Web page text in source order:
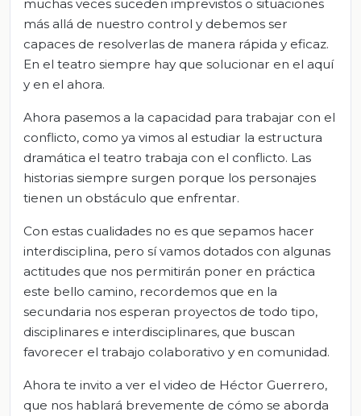
muchas veces suceden imprevistos o situaciones
más allá de nuestro control y debemos ser
capaces de resolverlas de manera rápida y eficaz.
En el teatro siempre hay que solucionar en el aquí
y en el ahora.
Ahora pasemos a la capacidad para trabajar con el
conflicto, como ya vimos al estudiar la estructura
dramática el teatro trabaja con el conflicto. Las
historias siempre surgen porque los personajes
tienen un obstáculo que enfrentar.
Con estas cualidades no es que sepamos hacer
interdisciplina, pero sí vamos dotados con algunas
actitudes que nos permitirán poner en práctica
este bello camino, recordemos que en la
secundaria nos esperan proyectos de todo tipo,
disciplinares e interdisciplinares, que buscan
favorecer el trabajo colaborativo y en comunidad.
Ahora te invito a ver el video de Héctor Guerrero,
que nos hablará brevemente de cómo se aborda